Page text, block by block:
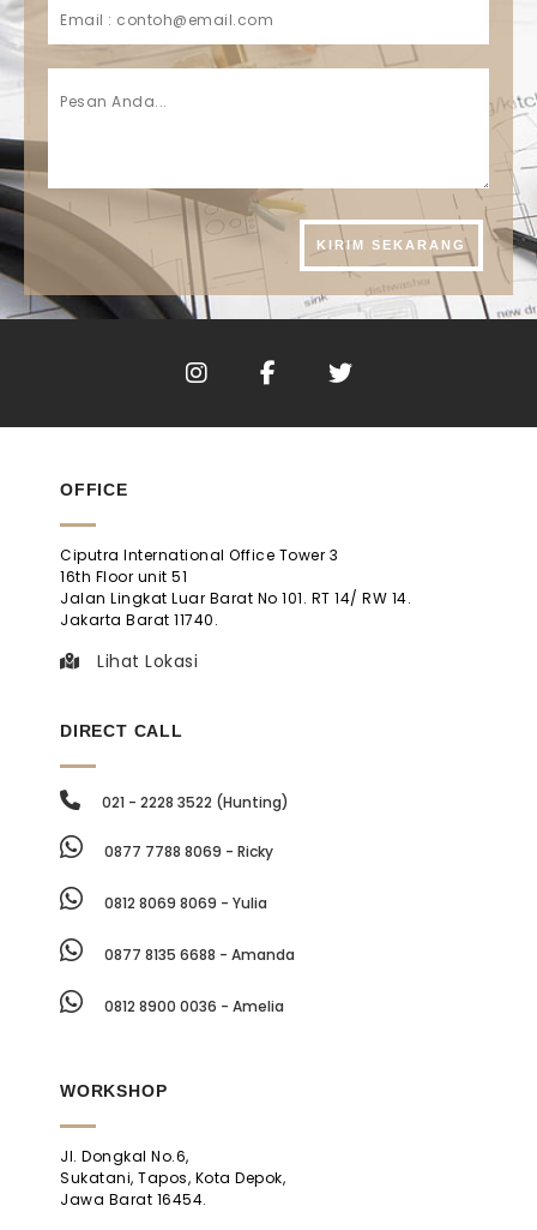
OFFICE
Ciputra International Office Tower 3
16th Floor unit 51
Jalan Lingkat Luar Barat No 101. RT 14/ RW 14.
Jakarta Barat 11740.
Lihat Lokasi
DIRECT CALL
021 - 2228 3522 (Hunting)
0877 7788 8069 - Ricky
0812 8069 8069 - Yulia
0877 8135 6688 - Amanda
0812 8900 0036 - Amelia
WORKSHOP
Jl. Dongkal No.6,
Sukatani, Tapos, Kota Depok,
Jawa Barat 16454.